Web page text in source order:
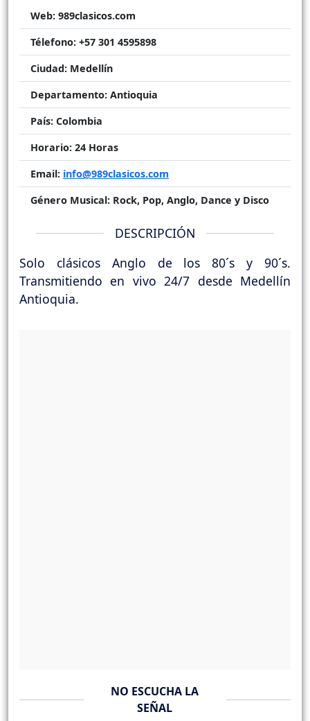
Web: 989clasicos.com
Télefono: +57 301 4595898
Ciudad: Medellín
Departamento: Antioquia
País: Colombia
Horario: 24 Horas
Email: info@989clasicos.com
Género Musical: Rock, Pop, Anglo, Dance y Disco
DESCRIPCIÓN
Solo clásicos Anglo de los 80´s y 90´s.
Transmitiendo en vivo 24/7 desde Medellín
Antioquia.
NO ESCUCHA LA
SEÑAL